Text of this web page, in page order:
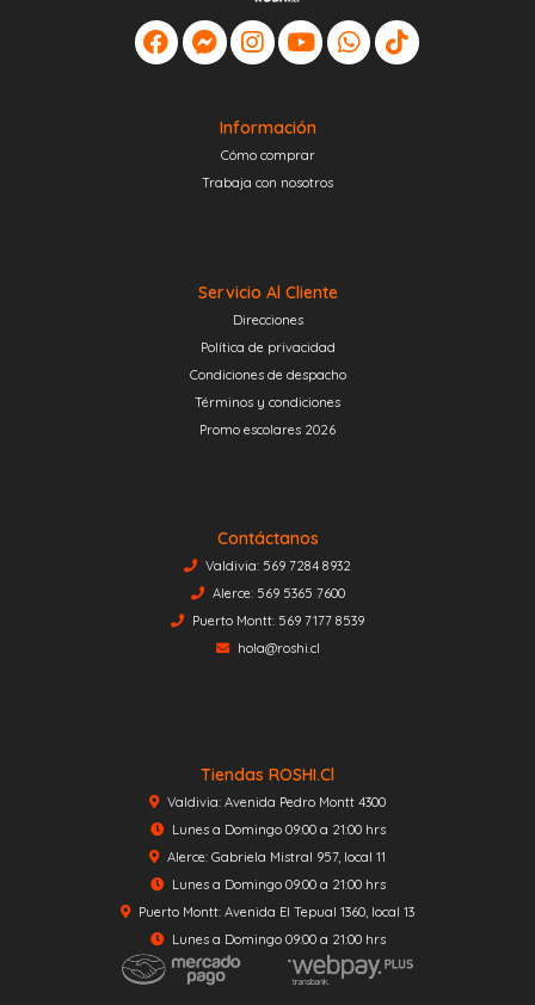
Información
Cómo comprar
Trabaja con nosotros
Servicio Al Cliente
Direcciones
Política de privacidad
Condiciones de despacho
Términos y condiciones
Promo escolares 2026
Contáctanos
Valdivia: 569 7284 8932
Alerce: 569 5365 7600
Puerto Montt: 569 7177 8539
hola@roshi.cl
Tiendas ROSHI.cl
Valdivia: Avenida Pedro Montt 4300
Lunes a Domingo 09:00 a 21:00 hrs
Alerce: Gabriela Mistral 957, local 11
Lunes a Domingo 09:00 a 21:00 hrs
Puerto Montt: Avenida El Tepual 1360, local 13
Lunes a Domingo 09:00 a 21:00 hrs